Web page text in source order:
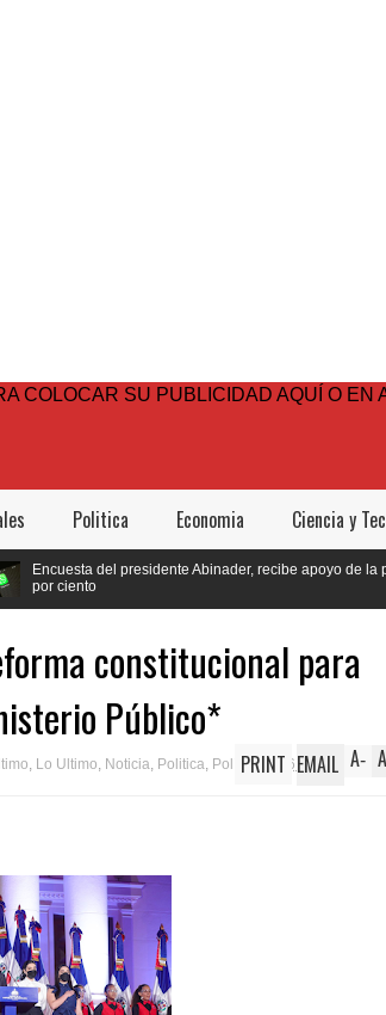
COLOCAR SU PUBLICIDAD AQUÍ O
Politica Economia Ciencia y
Abinader, recibe apoyo de la población a la
constitucional para
Público*
, Lo Ultimo, Noticia, Politica, Política 6:50 A
A-
PRINT EMAIL